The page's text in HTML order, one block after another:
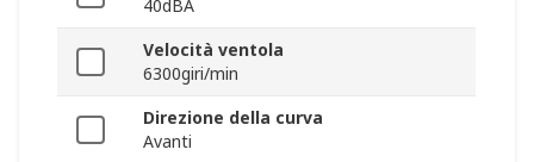
40dBA
Velocità ventola
6300giri/min
Direzione della curva
Avanti